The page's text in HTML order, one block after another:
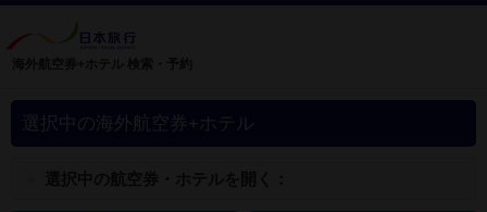
選択中の海外航空券+ホテル